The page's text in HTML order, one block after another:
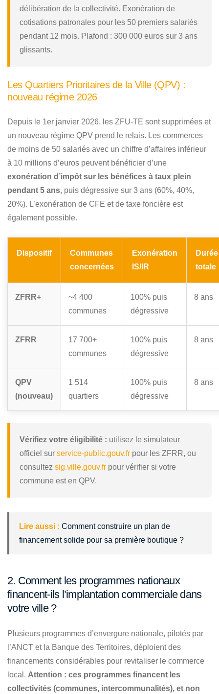
délibération de la collectivité. Exonération de
cotisations patronales pour les 50 premiers salariés
pendant 12 mois. Plafond : 300 000 euros sur 3 ans
glissants.
Les Quartiers Prioritaires de la Ville (QPV) :
nouveau régime 2026
Depuis le 1er janvier 2026, les ZFU-TE sont supprimées et
un nouveau régime QPV prend le relais. Les commerces
de moins de 50 salariés avec un chiffre d’affaires inférieur
à 10 millions d’euros peuvent bénéficier d’une
exonération d’impôt sur les bénéfices à taux plein
pendant 5 ans, puis dégressive sur 3 ans (60%, 40%,
20%). L’exonération de CFE et de taxe foncière est
également possible.
Dispositif
Communes
concernées
Exonération
IS/IR
Durée
totale
ZFRR+
~4 400
communes
100% puis
dégressive
8 ans
ZFRR
17 700+
communes
100% puis
dégressive
8 ans
QPV
(nouveau)
1 514
quartiers
100% puis
dégressive
8 ans
Vérifiez votre éligibilité : utilisez le simulateur
officiel sur service-public.gouv.fr pour les ZFRR, ou
consultez sig.ville.gouv.fr pour vérifier si votre
commune est en QPV.
Lire aussi : Comment construire un plan de
financement solide pour sa première boutique ?
2. Comment les programmes nationaux
financent-ils l’implantation commerciale dans
votre ville ?
Plusieurs programmes d’envergure nationale, pilotés par
l’ANCT et la Banque des Territoires, déploient des
financements considérables pour revitaliser le commerce
local. Attention : ces programmes financent les
collectivités (communes, intercommunalités), et non